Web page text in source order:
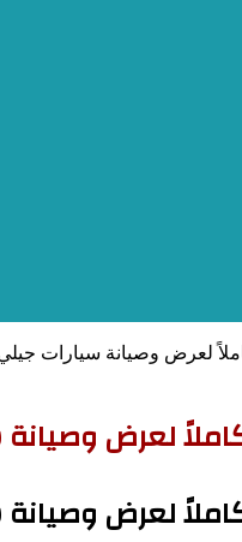
لعرض وصيانة سيارات
لعرض
لعرض